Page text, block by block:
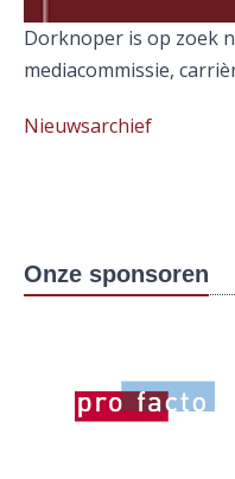
Dorknoper is op zoek
mediacommissie,
Nieuwsarchief
Onze sponsoren